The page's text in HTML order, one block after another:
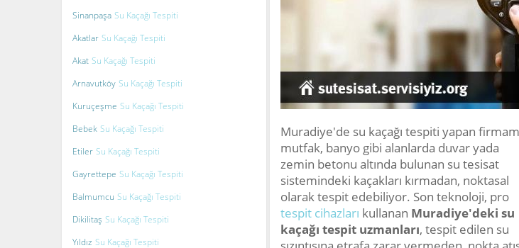
Muradiye'de su kaçağı tespiti yapan
mutfak, banyo gibi alanlarda duvar yada
zemin betonu altında bulunan su tesisat
sistemindeki kaçakları kırmadan, noktasal
olarak tespit edebiliyor. Son teknoloji, pro
tespit cihazları kullanan Muradiye'deki su
kaçağı tespit uzmanları, tespit edilen su
Sinanpaşa Su Kaçağı Tespiti
Akatlar Su Kaçağı Tespiti
Akat Su Kaçağı Tespiti
Arnavutköy Su Kaçağı Tespiti
Kuruçeşme Su Kaçağı Tespiti
Bebek Su Kaçağı Tespiti
Etiler Su Kaçağı Tespiti
Gayrettepe Su Kaçağı Tespiti
Balmumcu Su Kaçağı Tespiti
Dikilitaş Su Kaçağı Tespiti
Yıldız Su Kaçağı Tespiti